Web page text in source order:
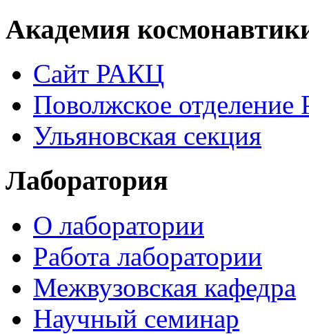
Академия
Сайт РАКЦ
Поволжское
Ульяновская секция
Лаборатория
О лаборатории
Работа лаборатории
Межвузовская кафедра
Научный семинар